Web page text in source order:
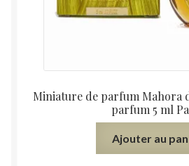
Miniature de parfum Mahora
parfum 5 ml
Ajouter au